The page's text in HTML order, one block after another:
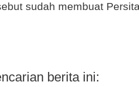
sudah membuat
berita ini: